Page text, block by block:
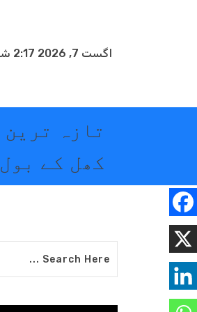
اگست 7, 2026 2:17 شام
تازہ ترین
کھل کے بول